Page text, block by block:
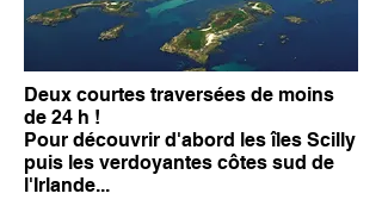
Deux courtes traversées de moins
de 24 h !
Pour découvrir d'abord les îles Scilly
puis les verdoyantes côtes sud de
l'Irlande...